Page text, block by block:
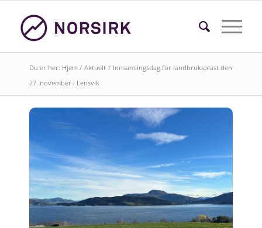
Du er her: Hjem / Aktuelt / Innsamlingsdag for landbruksplast den
27. november i Lensvik